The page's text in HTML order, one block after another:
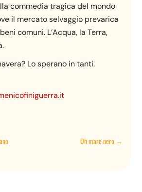
commedia tragica del mondo
il mercato selvaggio prevarica
comuni. L’Acqua, la Terra,
Lo sperano in tanti.
Oh mare nero→